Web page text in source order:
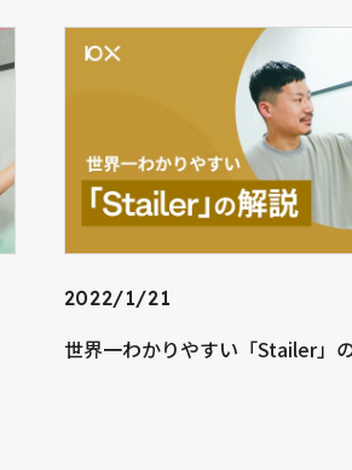
2022/1/21
世界一わかりやすい「Stailer」